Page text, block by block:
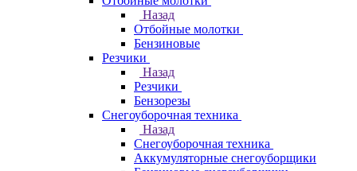
Назад
Отбойные молотки
Бензиновые
Резчики
Назад
Резчики
Бензорезы
Снегоуборочная техника
Назад
Снегоуборочная техника
Аккумуляторные снегоуборщики